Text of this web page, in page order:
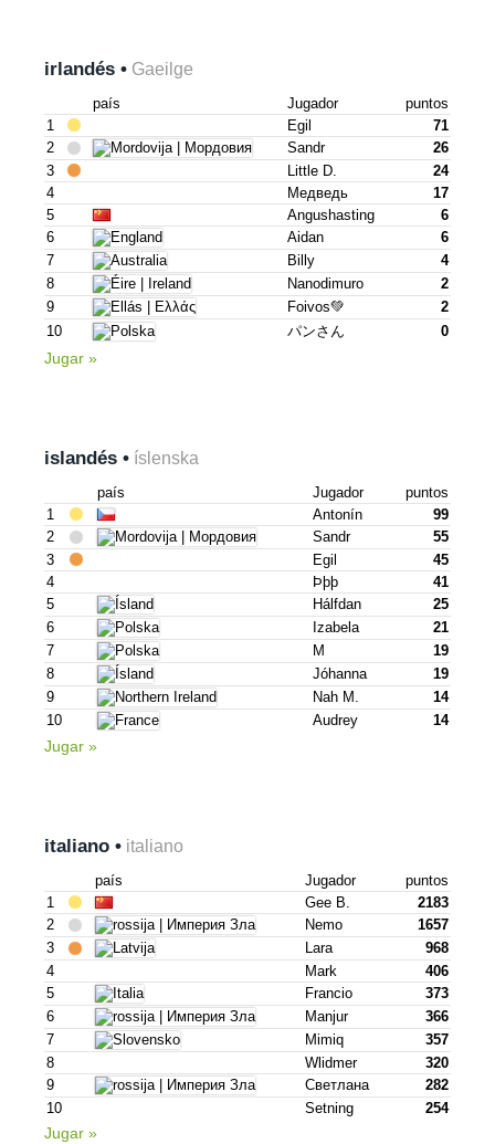
irlandés • Gaeilge
país Jugador
puntos
1
Egil
71
2
Sandr
26
3
Little D.
24
4
Медведь
17
5
Angushasting
6
6
Aidan
6
7
Billy
4
8
Nanodimuro
2
9
Foivos💚
2
10
パンさん 0
Jugar »
islandés • íslenska
país Jugador
puntos
1
Antonín
99
2
Sandr
55
3
Egil
45
4
Þþþ
41
5
Hálfdan
25
6
Izabela
21
7
M
19
8
Jóhanna
19
9
Nah M.
14
10
Audrey 14
Jugar »
italiano • italiano
país Jugador
puntos
1
Gee B.
2183
2
Nemo
1657
3
Lara
968
4
Mark
406
5
Francio
373
6
Manjur
366
7
Mimiq
357
8
Wlidmer
320
9
Светлана
282
10
Setning 254
Jugar »